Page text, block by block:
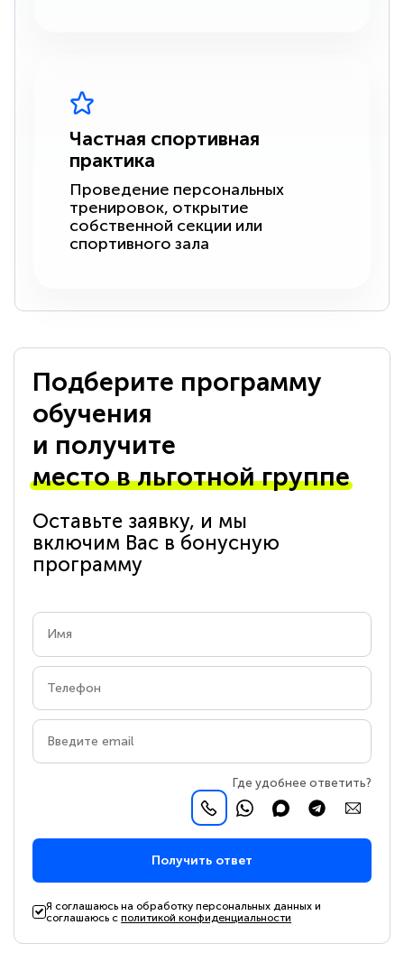
Частная спортивная
практика
Проведение персональных
тренировок, открытие
собственной секции или
спортивного зала
Подберите программу
обучения
и получите
место в льготной группе
Оставьте заявку, и мы
включим Вас в бонусную
программу
Где удобнее ответить?
Получить ответ
Я соглашаюсь на обработку персональных данных и
соглашаюсь сполитикой конфиденциальности